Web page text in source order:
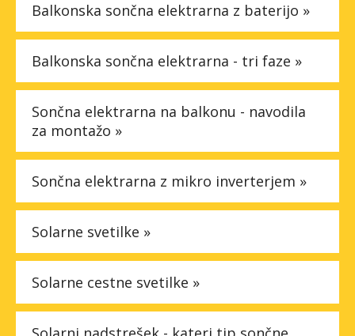
Balkonska sončna elektrarna z baterijo »
Balkonska sončna elektrarna - tri faze »
Sončna elektrarna na balkonu - navodila
za montažo »
Sončna elektrarna z mikro inverterjem »
Solarne svetilke »
Solarne cestne svetilke »